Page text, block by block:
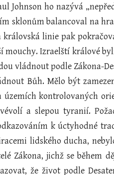
Johnson ho nazývá
sklonům balancoval na
královská linie pak
mouchy. Izraelští králové
vládnout podle Zákona-
Bůh. Mělo být
kontrolovaných
a slepou tyranií.
k úctyhodné
lidského ducha,
Zákona, jichž se během
že život podle